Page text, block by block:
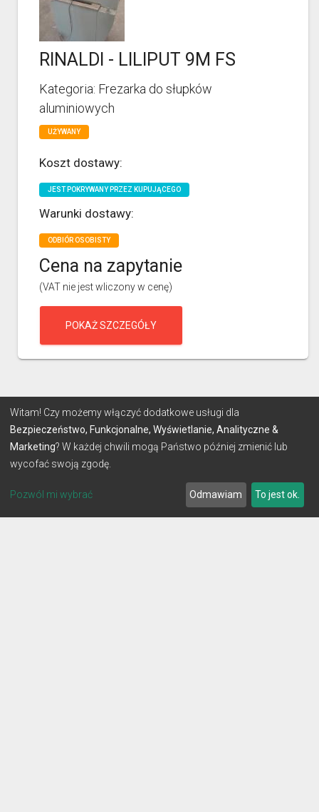
RINALDI - LILIPUT 9M FS
Kategoria: Frezarka do słupków
aluminiowych
UŻYWANY
Koszt dostawy:
JEST POKRYWANY PRZEZ KUPUJĄCEGO
Warunki dostawy:
ODBIÓR OSOBISTY
Cena na zapytanie
(VAT nie jest wliczony w cenę)
POKAŻ SZCZEGÓŁY
Witam! Czy możemy włączyć dodatkowe usługi dla
Bezpieczeństwo, Funkcjonalne, Wyświetlanie, Analityczne &
Marketing? W każdej chwili mogą Państwo później zmienić lub
wycofać swoją zgodę.
Pozwól mi wybrać Odmawiam To jest ok.